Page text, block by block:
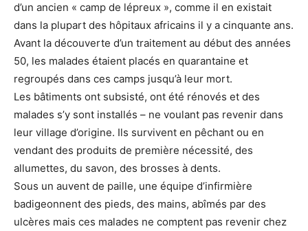
d’un ancien « camp de lépreux », comme il en existait
dans la plupart des hôpitaux africains il y a cinquante ans.
Avant la découverte d’un traitement au début des années
50, les malades étaient placés en quarantaine et
regroupés dans ces camps jusqu’à leur mort.
Les bâtiments ont subsisté, ont été rénovés et des
malades s’y sont installés – ne voulant pas revenir dans
leur village d’origine. Ils survivent en pêchant ou en
vendant des produits de première nécessité, des
allumettes, du savon, des brosses à dents.
Sous un auvent de paille, une équipe d’infirmière
badigeonnent des pieds, des mains, abîmés par des
ulcères mais ces malades ne comptent pas revenir chez